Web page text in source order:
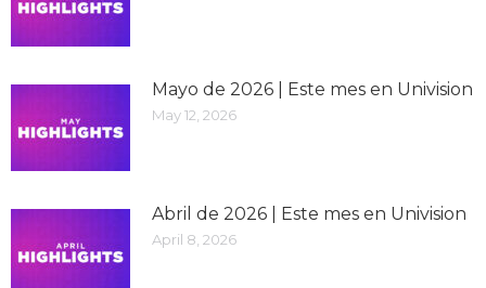
Mayo de 2026 | Este mes en Univision
May 12, 2026
Abril de 2026 | Este mes en Univision
April 8, 2026